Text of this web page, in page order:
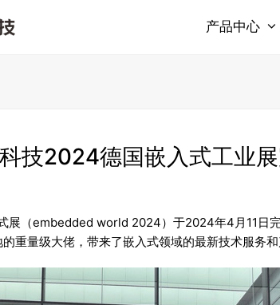
产品中心
技2024德国嵌入式工业展
展（embedded world 2024）于2024年4月11日
重量级大佬，带来了嵌入式领域的最新技术服务和